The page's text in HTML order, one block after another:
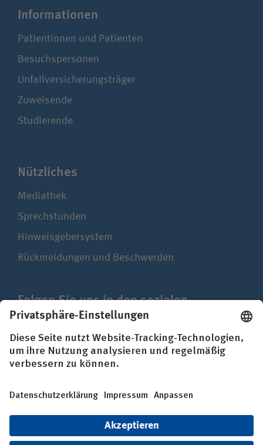
Infor­ma­ti­onen
Patientinnen und Patienten
Besuchspersonen
Unfallversicherungsträger
Zuweisende
Studierende
Nützliches
Mediathek
Sprechstunden
Hinweisgebersystem
Rückmeldungen und Beschwerden
Folgen Sie uns in den sozialen
Netzwerken
Impressum
Datenschutz
Erklärung zur Barrierefreiheit